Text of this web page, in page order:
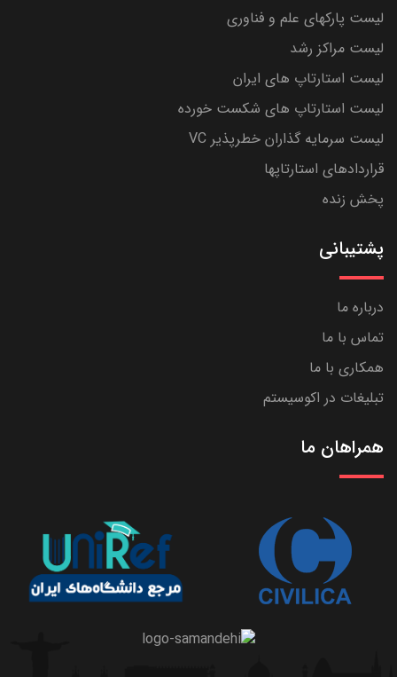
لیست پارکهای علم و فناوری
لیست مراکز رشد
لیست استارتاپ های ایران
لیست استارتاپ های شکست خورده
لیست سرمایه گذاران خطرپذیر VC
قراردادهای استارتاپها
پخش زنده
پشتیبانی
درباره ما
تماس با ما
همکاری با ما
تبلیغات در اکوسیستم
همراهان ما